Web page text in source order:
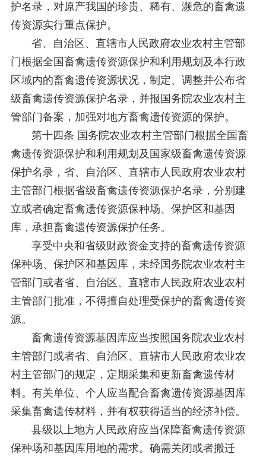
护名录，对原产我国的珍贵、稀有、濒危的畜禽遗
传资源实行重点保护。
省、自治区、直辖市人民政府农业农村主管部
门根据全国畜禽遗传资源保护和利用规划及本行政
区域内的畜禽遗传资源状况，制定、调整并公布省
级畜禽遗传资源保护名录，并报国务院农业农村主
管部门备案，加强对地方畜禽遗传资源的保护。
第十四条 国务院农业农村主管部门根据全国畜
禽遗传资源保护和利用规划及国家级畜禽遗传资源
保护名录，省、自治区、直辖市人民政府农业农村
主管部门根据省级畜禽遗传资源保护名录，分别建
立或者确定畜禽遗传资源保种场、保护区和基因
库，承担畜禽遗传资源保护任务。
享受中央和省级财政资金支持的畜禽遗传资源
保种场、保护区和基因库，未经国务院农业农村主
管部门或者省、自治区、直辖市人民政府农业农村
主管部门批准，不得擅自处理受保护的畜禽遗传资
源。
畜禽遗传资源基因库应当按照国务院农业农村
主管部门或者省、自治区、直辖市人民政府农业农
村主管部门的规定，定期采集和更新畜禽遗传材
料。有关单位、个人应当配合畜禽遗传资源基因库
采集畜禽遗传材料，并有权获得适当的经济补偿。
县级以上地方人民政府应当保障畜禽遗传资源
保种场和基因库用地的需求。确需关闭或者搬迁